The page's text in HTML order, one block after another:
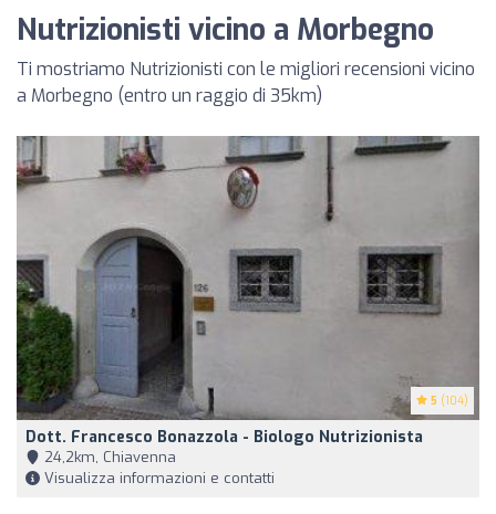
Nutrizionisti vicino a Morbegno
Ti mostriamo Nutrizionisti con le migliori recensioni vicino
a Morbegno (entro un raggio di 35km)
5 (104)
Dott. Francesco Bonazzola - Biologo Nutrizionista
24,2km, Chiavenna
Visualizza informazioni e contatti